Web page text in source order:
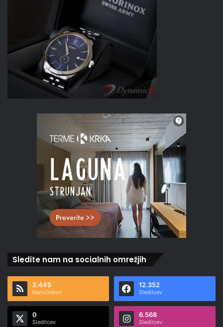
Sledite nam na socialnih omrežjih
2.445
Naročnikov
12.352
Sledilcev
0
Sledilcev
6.568
Sledilcev